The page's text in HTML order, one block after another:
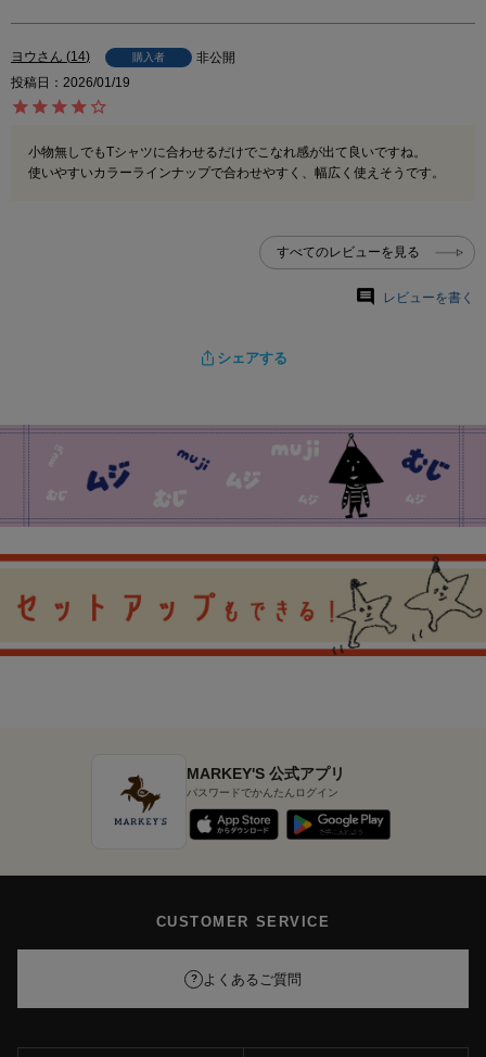
ヨウ 14 購入者
非公開
投稿日
2026/01/19
小物無しでもTシャツに合わせるだけでこなれ感が出て良いですね。
使いやすいカラーラインナップで合わせやすく、幅広く使えそうです。
すべてのレビューを見る
レビューを書く
シェアする
MARKEY'S 公式アプリ
パスワードでかんたんログイン
CUSTOMER SERVICE
? よくあるご質問